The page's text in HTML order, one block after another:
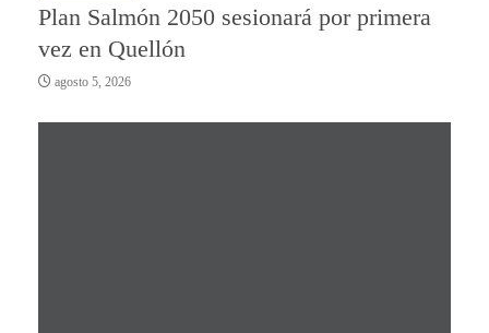
Plan Salmón 2050 sesionará por primera
vez en Quellón
agosto 5, 2026